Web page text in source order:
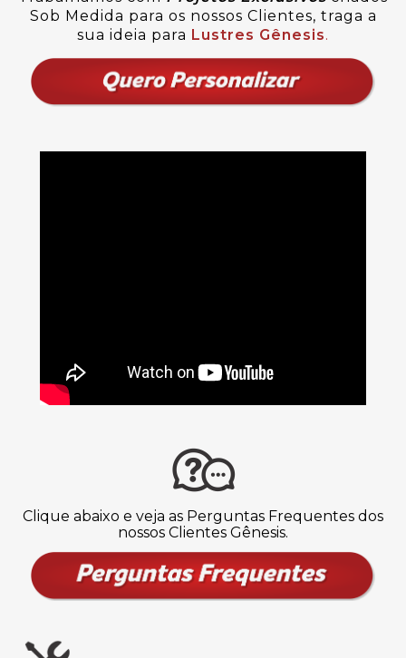
Sob Medida para os nossos Clientes, traga a
sua ideia para Lustres Gênesis.
Clique abaixo e veja as Perguntas Frequentes dos
nossos Clientes Gênesis.